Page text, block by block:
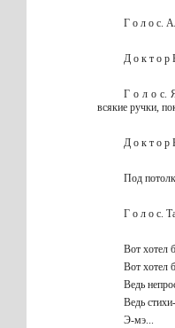
Г о л о с.
Д о к т о р
Г о л о с. Я
всякие ручки,
Д о к т о р
Под
Г о л о с.
Вот хотел
Вот хотел
Ведь
Ведь
Э-мэ...